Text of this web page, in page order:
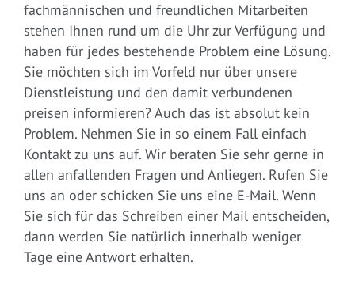
fachmännischen und freundlichen Mitarbeiten
stehen Ihnen rund um die Uhr zur Verfügung und
haben für jedes bestehende Problem eine Lösung.
Sie möchten sich im Vorfeld nur über unsere
Dienstleistung und den damit verbundenen
preisen informieren? Auch das ist absolut kein
Problem. Nehmen Sie in so einem Fall einfach
Kontakt zu uns auf. Wir beraten Sie sehr gerne in
allen anfallenden Fragen und Anliegen. Rufen Sie
uns an oder schicken Sie uns eine E-Mail. Wenn
Sie sich für das Schreiben einer Mail entscheiden,
dann werden Sie natürlich innerhalb weniger
Tage eine Antwort erhalten.